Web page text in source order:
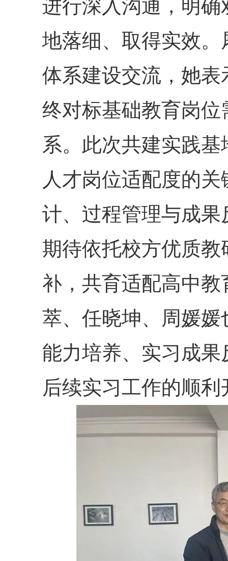
进行深入沟通，明
地落细、取得实效
体系建设交流，她
终对标基础教育岗
系。此次共建实践
人才岗位适配度的
计、过程管理与成
期待依托校方优质
补，共育适配高中
萃、任晓坤、周媛
能力培养、实习成
后续实习工作的顺